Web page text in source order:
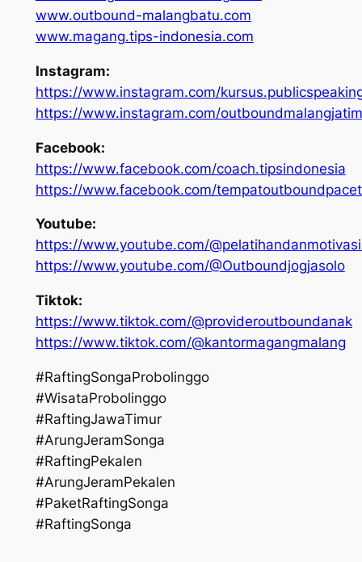
www.outbound-malangbatu.com
www.magang.tips-indonesia.com
Instagram:
https://www.instagram.com/
https://www.instagram.com/outboundmalangjatim
Facebook:
https://www.facebook.com/coach.tipsindonesia
https://www.facebook.com/tempatoutboundpacet
Youtube:
https://www.youtube.com/
https://www.youtube.com/@Outboundjogjasolo
Tiktok:
https://www.tiktok.com/@provideroutboundanak
https://www.tiktok.com/@kantormagangmalang
#RaftingSongaProbolinggo
#WisataProbolinggo
#RaftingJawaTimur
#ArungJeramSonga
#RaftingPekalen
#ArungJeramPekalen
#PaketRaftingSonga
#RaftingSonga